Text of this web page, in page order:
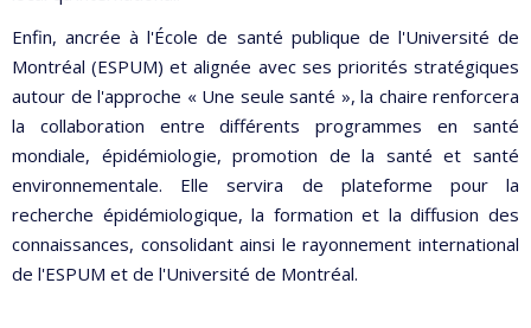
Enfin, ancrée à l'École de santé publique de l'Université de
Montréal (ESPUM) et alignée avec ses priorités stratégiques
autour de l'approche « Une seule santé », la chaire renforcera
la collaboration entre différents programmes en santé
mondiale, épidémiologie, promotion de la santé et santé
environnementale. Elle servira de plateforme pour la
recherche épidémiologique, la formation et la diffusion des
connaissances, consolidant ainsi le rayonnement international
de l'ESPUM et de l'Université de Montréal.